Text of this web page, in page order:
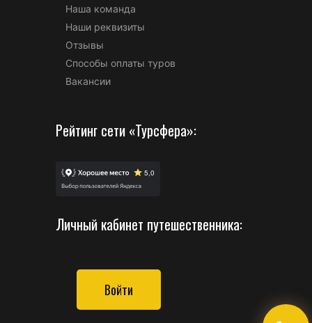
Наша команда
Наши реквизиты
Отзывы
Способы оплаты туров
Вакансии
Рейтинг сети «Турсфера»:
Личный кабинет путешественника:
Войти